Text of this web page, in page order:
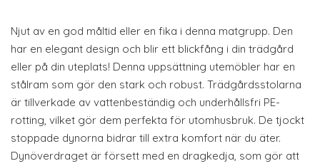
Njut av en god måltid eller en fika i denna matgrupp. Den
har en elegant design och blir ett blickfång i din trädgård
eller på din uteplats! Denna uppsättning utemöbler har en
stålram som gör den stark och robust. Trädgårdsstolarna
är tillverkade av vattenbeständig och underhållsfri PE-
rotting, vilket gör dem perfekta för utomhusbruk. De tjockt
stoppade dynorna bidrar till extra komfort när du äter.
Dynöverdraget är försett med en dragkedja, som gör att